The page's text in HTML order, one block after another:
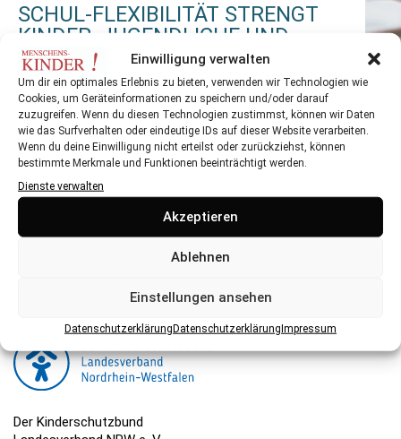
Einwilligung verwalten
Um dir ein optimales Erlebnis zu bieten, verwenden wir Technologien wie
Cookies, um Geräteinformationen zu speichern und/oder darauf
zuzugreifen. Wenn du diesen Technologien zustimmst, können wir Daten
wie das Surfverhalten oder eindeutige IDs auf dieser Website verarbeiten.
Wenn du deine Einwilligung nicht erteilst oder zurückziehst, können
bestimmte Merkmale und Funktionen beeinträchtigt werden.
Dienste verwalten
Akzeptieren
Ablehnen
Einstellungen ansehen
DatenschutzerklärungDatenschutzerklärungImpressum
SCHUL-FLEXIBILITÄT STRENGT
KINDER, JUGENDLICHE UND
ELTERN AN
Herausgeber:
Der Kinderschutzbund NRW ist eine gemeinnützige
Organisation, die ihre Arbeit hauptsächlich über Spenden
finanziert. Hier können Sie spenden.
Der Kinderschutzbund